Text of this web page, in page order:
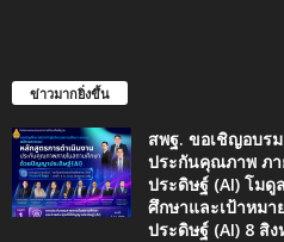
ข่าวมากยิ่งขึ้น
สพฐ. ขอเชิญอบร
ประกันคุณภาพ ภ
ประดิษฐ์ (AI) โมดู
ศึกษาและเป้าหม
ประดิษฐ์ (AI) 8 สิง